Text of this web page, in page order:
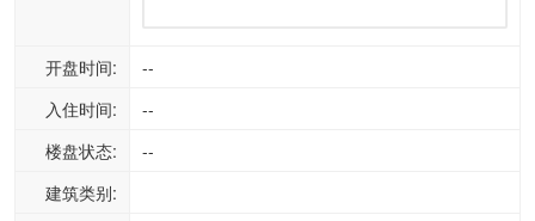
开盘时间:
--
入住时间:
--
楼盘状态:
--
建筑类别: